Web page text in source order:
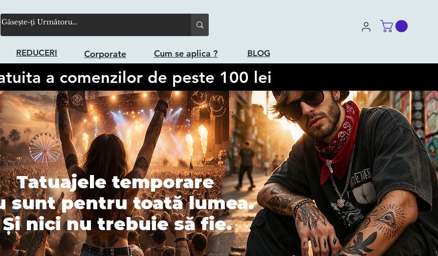
REDUCERI Corporate Cum se aplica ? BLOG
a comenzilor de peste 100 lei
Tatuajele temporare
sunt pentru toată lumea.
Și nici nu trebuie să fie.